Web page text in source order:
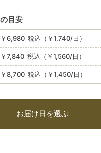
目安
￥6,980 税込（￥1,740/日）
￥7,840 税込（￥1,560/日）
￥8,700 税込（￥1,450/日）
お届け日を選ぶ